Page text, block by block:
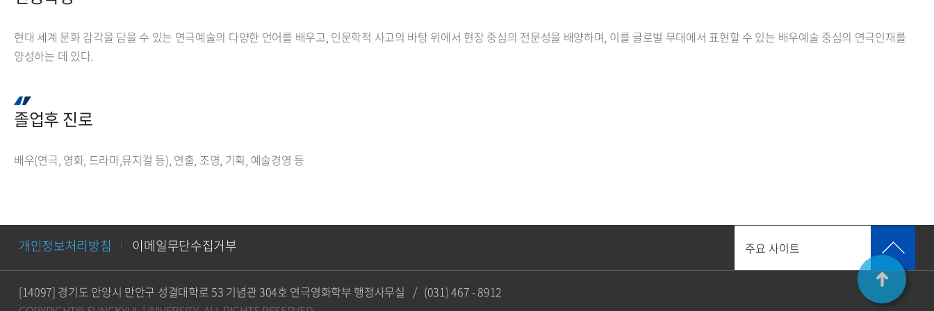
현대 세계 문화 감각을 담을 수 있는 연극예술의 다양한 언어를 배우고, 인문학적 사고의 바탕 위에서 현장 중심의 전문성을 배양하며, 이를 글로벌 무대에서 표현할 수 있는 배우예술 중심의 연극인재를
양성하는 데 있다.
졸업후 진로
배우(연극, 영화, 드라마,뮤지컬 등), 연출, 조명, 기획, 예술경영 등
개인정보처리방침 이메일무단수집거부 주요 사이트
[14097] 경기도 안양시 만안구 성결대학로 53 기념관 304호 연극영화학부 행정사무실 / (031) 467 - 8912